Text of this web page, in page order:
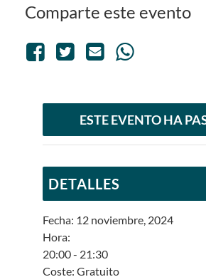
Comparte este evento
ESTE EVENTO HA
DETALLES
Fecha: 12 noviembre, 2024
Hora:
20:00 - 21:30
Coste: Gratuito